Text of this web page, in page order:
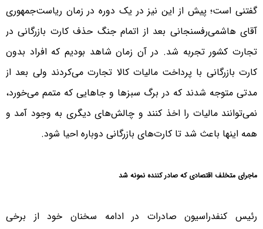
گفتنی است؛ پیش از این نیز در یک دوره در زمان ریاست‌جمهوری
آقای‌ هاشمی‌رفسنجانی بعد از اتمام جنگ حذف کارت بازرگانی در
تجارت کشور تجربه شد. در آن زمان شاهد بودیم که افراد بدون
کارت بازرگانی با پرداخت مالیات کالا تجارت می‌کردند ولی بعد از
مدتی متوجه شدند که در برگ سبزها و جاهایی که متمم می‌خورد،
نمی‌توانند مالیات را اخذ کنند و چالش‌های دیگری به وجود آمد و
همه اینها باعث شد تا کارت‌های بازرگانی دوباره احیا شود.
ماجرای متخلف اقتصادی که صادر کننده نمونه شد
رئیس کنفدراسیون صادرات در ادامه سخنان خود از برخی